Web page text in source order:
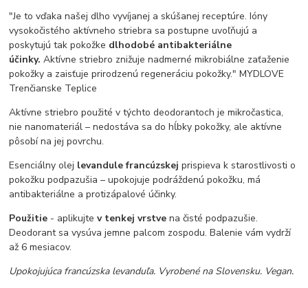
"Je to vďaka našej dlho vyvíjanej a skúšanej receptúre. Ióny
vysokočistého aktívneho striebra sa postupne uvoľňujú a
poskytujú tak pokožke dlhodobé antibakteriálne
účinky. Aktívne striebro znižuje nadmerné mikrobiálne zaťaženie
pokožky a zaisťuje prirodzenú regeneráciu pokožky." MYDLOVE
Trenčianske Teplice
Aktívne striebro použité v týchto deodorantoch je mikročastica,
nie nanomateriál – nedostáva sa do hĺbky pokožky, ale aktívne
pôsobí na jej povrchu.
Esenciálny olej levandule francúzskej prispieva k starostlivosti o
pokožku podpazušia – upokojuje podráždenú pokožku, má
antibakteriálne a protizápalové účinky.
Použitie - aplikujte v tenkej vrstvena čisté podpazušie.
Deodorant sa vysúva jemne palcom zospodu. Balenie vám vydrží
až 6 mesiacov.
Upokojujúca francúzska levanduľa. Vyrobené na Slovensku. Vegan.